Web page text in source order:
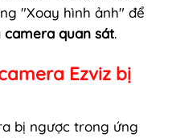
"Xoay hình ảnh" để
camera quan sát.
Ezviz bị
bị ngược trong ứng